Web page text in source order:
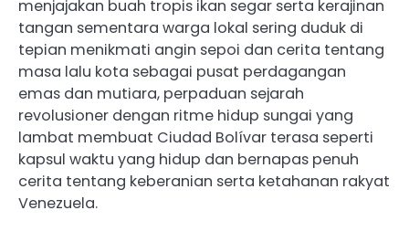
menjajakan buah tropis ikan segar serta kerajinan
tangan sementara warga lokal sering duduk di
tepian menikmati angin sepoi dan cerita tentang
masa lalu kota sebagai pusat perdagangan
emas dan mutiara, perpaduan sejarah
revolusioner dengan ritme hidup sungai yang
lambat membuat Ciudad Bolívar terasa seperti
kapsul waktu yang hidup dan bernapas penuh
cerita tentang keberanian serta ketahanan rakyat
Venezuela.